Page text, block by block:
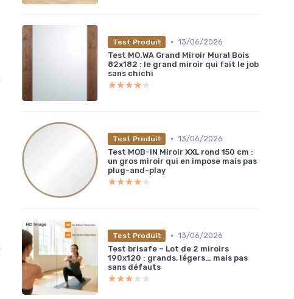
Test Produit • 13/06/2026
Test MO.WA Grand Miroir Mural Bois
82x182 : le grand miroir qui fait le job
sans chichi
★★★★★
★★★★★
Test Produit • 13/06/2026
Test MOB-IN Miroir XXL rond 150 cm :
un gros miroir qui en impose mais pas
plug-and-play
★★★★★
★★★★★
Test Produit • 13/06/2026
Test brisafe – Lot de 2 miroirs
190x120 : grands, légers… mais pas
sans défauts
★★★★★
★★★★★